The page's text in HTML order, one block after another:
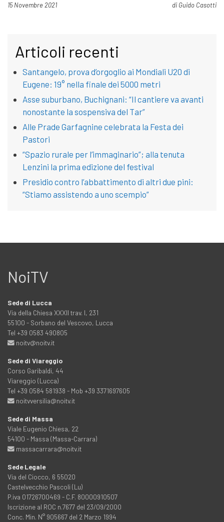
Pubblicato il
15 Novembre 2021 di Guido Casotti
Articoli recenti
Santangelo, prova d’orgoglio ai Mondiali U20 di
Eugene: 19° nella finale dei 5000 metri
Asse suburbano, Buchignani: “Il cantiere va avanti
nonostante la sospensiva del Tar”
Alle Prade Garfagnine celebrata la Festa dei
Pastori
“Spazio rurale per l’immaginario”; alla tenuta
Lenzini la prima edizione del festival
Presidio contro l’abbattimento di altri due pini:
“Stiamo assistendo a uno scempio”
NoiTV
Sede di Lucca
Via della Chiesa XXXII trav. I, 231
55100 - Sorbano del Vescovo, Lucca
Tel +39 0583 490805
noitv@noitv.it
Sede di Viareggio
Corso Garibaldi, 44
Viareggio (Lucca)
Tel +39 0584 581938 - Mob +39 3371697605
noitvversilia@noitv.it
Sede di Massa
Viale Eugenio Chiesa, 22
54100 - Massa (Massa-Carrara)
massacarrara@noitv.it
Sede Legale
Via del Ciocco, 6 55020
Castelvecchio Pascoli (Lu)
P.iva 01726700469 - C.F. 80000910507
Iscrizione al ROC n.7677 del 23/09/2000
Conc. Min. N° 905667 del 2 Marzo 1994